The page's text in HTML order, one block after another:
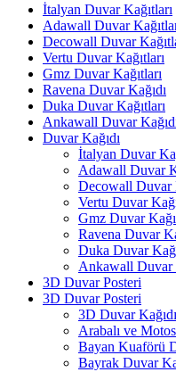
İtalyan Duvar Kağıtları
Adawall Duvar
Decowall Duvar
Vertu Duvar Kağıtları
Gmz Duvar Kağıtları
Ravena Duvar Kağıdı
Duka Duvar Kağıtları
Ankawall Duvar
Duvar Kağıdı
İtalyan Duvar
Adawall Duvar
Decowall Duvar
Vertu Duvar
Gmz Duvar
Ravena Duvar
Duka Duvar
Ankawall Duvar
3D Duvar Posteri
3D Duvar Posteri
3D Duvar Kağıdı
Arabalı ve
Bayan Kuaförü
Bayrak Duvar